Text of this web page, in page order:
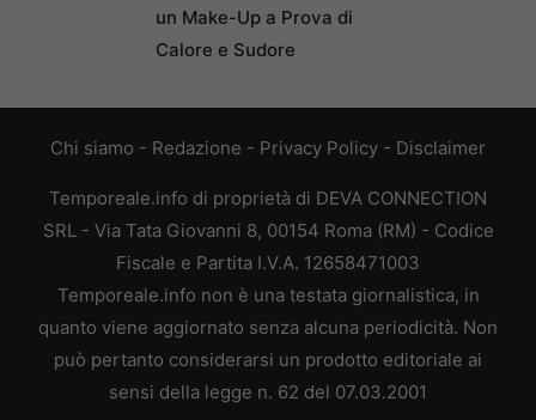
un Make-Up a Prova di
Calore e Sudore
Chi siamo - Redazione - Privacy Policy - Disclaimer
Temporeale.info di proprietà di DEVA CONNECTION
SRL - Via Tata Giovanni 8, 00154 Roma (RM) - Codice
Fiscale e Partita I.V.A. 12658471003
Temporeale.info non è una testata giornalistica, in
quanto viene aggiornato senza alcuna periodicità. Non
può pertanto considerarsi un prodotto editoriale ai
sensi della legge n. 62 del 07.03.2001